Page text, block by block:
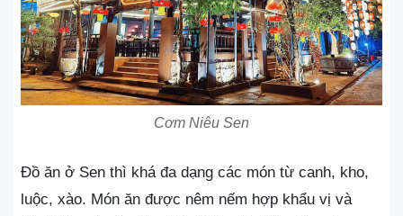
Cơm Niêu Sen
Đồ ăn ở Sen thì khá đa dạng các món từ canh, kho,
luộc, xào. Món ăn được nêm nếm hợp khẩu vị và